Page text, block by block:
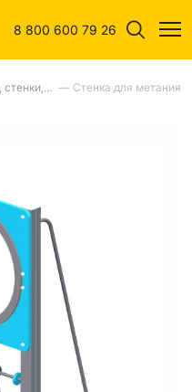
8 800 600 79 26
Лазы, мостики, мишени, стенки, ступени — Стенка для метания